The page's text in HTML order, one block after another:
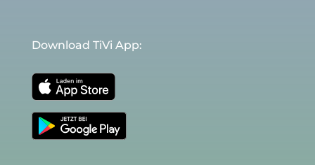
Download TiVi App: